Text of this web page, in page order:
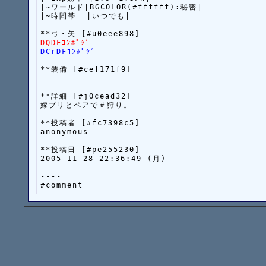
|~ワールド|BGCOLOR(#ffffff):秘密|
|~時間帯  |いつでも|
DQDFｺﾝﾎﾟｼﾞ
DCrDFｺﾝﾎﾟｼﾞ
**装備 [#cef171f9]
**詳細 [#j0cead32]
嫁プリとペアで＃狩り。
**投稿者 [#fc7398c5]
anonymous
**投稿日 [#pe255230]
2005-11-28 22:36:49 (月)
----